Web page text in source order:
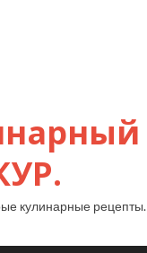
кулинарные рецепты.